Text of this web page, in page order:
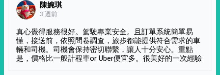
陳婉琪
3 週前
真心覺得服務很好。駕駛專業安全。且訂單系統簡單易
懂，接送前，依照問卷調查，旅步都能提供符合需求的車
輛和司機。司機會保持密切聯繫，讓人十分安心。重點
是，價格比一般計程車or Uber便宜多。很美好的一次經驗